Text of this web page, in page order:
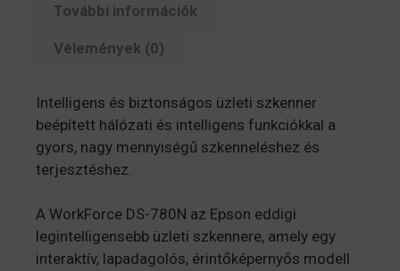
További információk
Vélemények (0)
Intelligens és biztonságos üzleti szkenner
beépített hálózati és intelligens funkciókkal a
gyors, nagy mennyiségű szkenneléshez és
terjesztéshez.
A WorkForce DS-780N az Epson eddigi
legintelligensebb üzleti szkennere, amely egy
interaktív, lapadagolós, érintőképernyős modell